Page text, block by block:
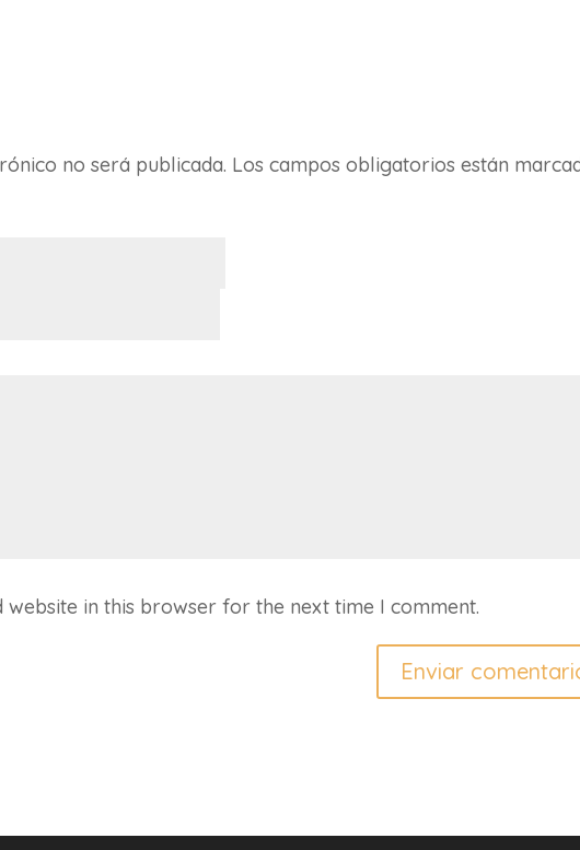
no será publicada. Los campos obligatorios están
website in this browser for the next time I comment.